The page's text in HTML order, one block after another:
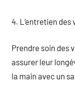
4. L’entretien
Prendre soin des
assurer leur
la main avec un